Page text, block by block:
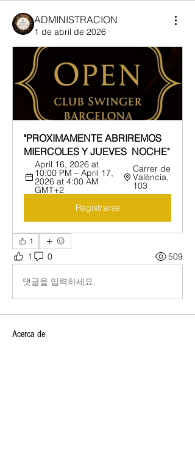
ADMINISTRACION
1 de abril de 2026 ·
"PROXIMAMENTE ABRIREMOS
MIERCOLES Y JUEVES  NOCHE"
April 16, 2026 at
10:00 PM – April 17,
2026 at 4:00 AM
GMT+2
Carrer de
València,
103
Registrarse
1
1 0 509
댓글을 입력하세요.
Acerca de